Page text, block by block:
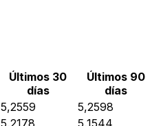
Últimos 30
días
Últimos 90
días
5,2559
5,2598